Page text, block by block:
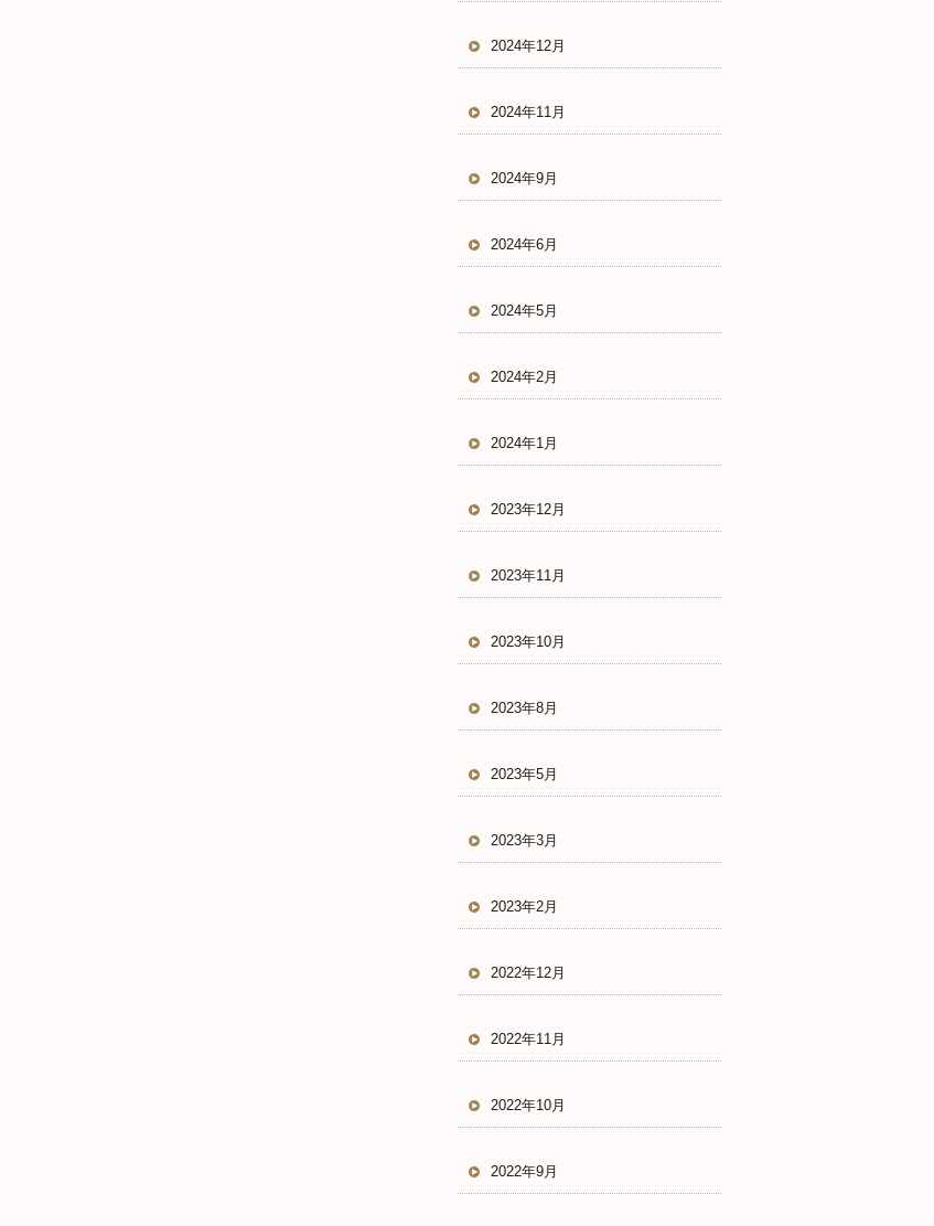
2024年12月
2024年11月
2024年9月
2024年6月
2024年5月
2024年2月
2024年1月
2023年12月
2023年11月
2023年10月
2023年8月
2023年5月
2023年3月
2023年2月
2022年12月
2022年11月
2022年10月
2022年9月